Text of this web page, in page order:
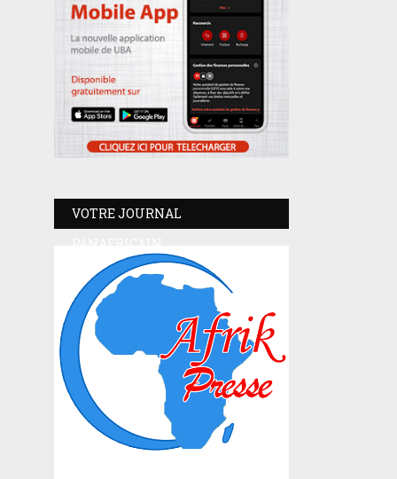
VOTRE JOURNAL